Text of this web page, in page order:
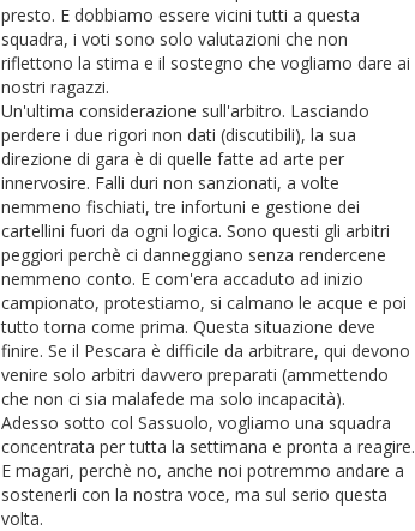
presto. E dobbiamo essere vicini tutti a questa
squadra, i voti sono solo valutazioni che non
riflettono la stima e il sostegno che vogliamo dare ai
nostri ragazzi.
Un'ultima considerazione sull'arbitro. Lasciando
perdere i due rigori non dati (discutibili), la sua
direzione di gara è di quelle fatte ad arte per
innervosire. Falli duri non sanzionati, a volte
nemmeno fischiati, tre infortuni e gestione dei
cartellini fuori da ogni logica. Sono questi gli arbitri
peggiori perchè ci danneggiano senza rendercene
nemmeno conto. E com'era accaduto ad inizio
campionato, protestiamo, si calmano le acque e poi
tutto torna come prima. Questa situazione deve
finire. Se il Pescara è difficile da arbitrare, qui devono
venire solo arbitri davvero preparati (ammettendo
che non ci sia malafede ma solo incapacità).
Adesso sotto col Sassuolo, vogliamo una squadra
concentrata per tutta la settimana e pronta a reagire.
E magari, perchè no, anche noi potremmo andare a
sostenerli con la nostra voce, ma sul serio questa
volta.